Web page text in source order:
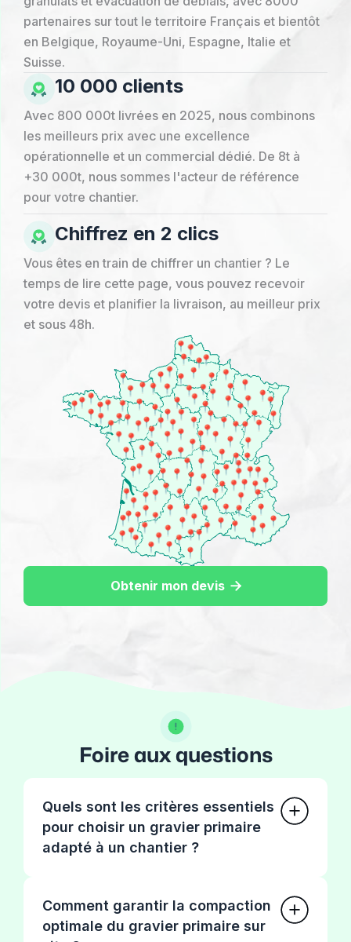
partenaires sur tout le territoire Français et bientôt
en Belgique, Royaume-Uni, Espagne, Italie et
Suisse.
10 000 clients
Avec 800 000t livrées en 2025, nous combinons
les meilleurs prix avec une excellence
opérationnelle et un commercial dédié. De 8t à
+30 000t, nous sommes l'acteur de référence
pour votre chantier.
Chiffrez en 2 clics
Vous êtes en train de chiffrer un chantier ? Le
temps de lire cette page, vous pouvez recevoir
votre devis et planifier la livraison, au meilleur prix
et sous 48h.
Obtenir mon devis 
Foire aux questions
Quels sont les critères essentiels
pour choisir un gravier primaire
adapté à un chantier ?
Comment garantir la compaction
optimale du gravier primaire sur